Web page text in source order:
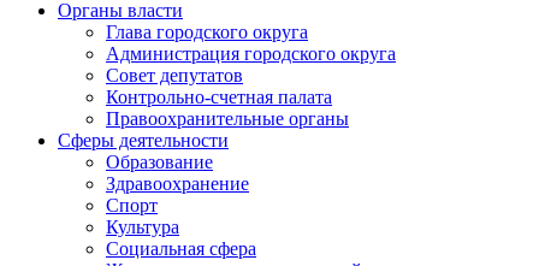
Органы власти
Глава городского округа
Администрация городcкого округа
Совет депутатов
Контрольно-счетная палата
Правоохранительные органы
Сферы деятельности
Образование
Здравоохранение
Спорт
Культура
Социальная сфера